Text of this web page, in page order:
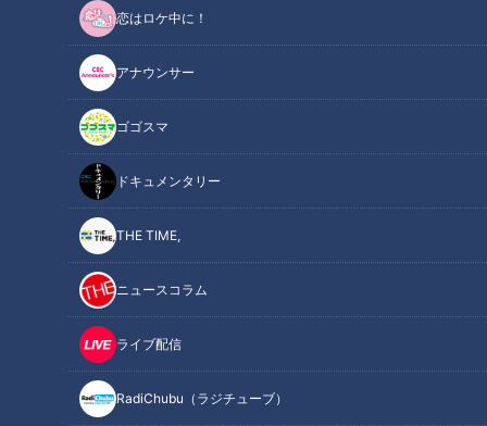
恋はロケ中に！
アナウンサー
ゴゴスマ
ドキュメンタリー
THE TIME,
ニュースコラム
ライブ配信
RadiChubu（ラジチューブ）
CBC web
「CBC web」からのお知らせ
ＣＢＣテレビで放送している料理番組「キユーピー３分クッキ
ング」で45年にわたり講師を務めた宮本和秀先生が、2026年
3月の放送をもって番組を卒業されます。
番組では、宮本先生最後の放送を「宮本先生スペシャル」と題
し、視聴者の皆様をお招きして2月6日(金)・7日(土)の2日間、
公開収録を行いました。
宮本先生へ感謝のメッセージ
公開収録には、予想を超える多くの応募の中から、約800人